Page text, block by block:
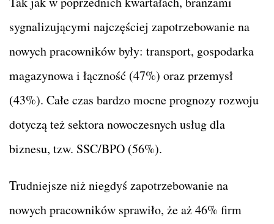
sygnalizującymi najczęściej zapotrzebowanie na
nowych pracowników były: transport, gospodarka
magazynowa i łączność (47%) oraz przemysł
(43%). Całe czas bardzo mocne prognozy rozwoju
dotyczą też sektora nowoczesnych usług dla
biznesu, tzw. SSC/BPO (56%).
Trudniejsze niż niegdyś zapotrzebowanie na
nowych pracowników sprawiło, że aż 46% firm